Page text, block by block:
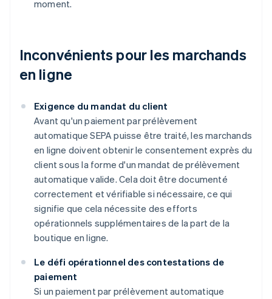
moment.
Inconvénients pour les marchands
en ligne
Exigence du mandat du client
Avant qu'un paiement par prélèvement
automatique SEPA puisse être traité, les marchands
en ligne doivent obtenir le consentement exprès du
client sous la forme d'un mandat de prélèvement
automatique valide. Cela doit être documenté
correctement et vérifiable si nécessaire, ce qui
signifie que cela nécessite des efforts
opérationnels supplémentaires de la part de la
boutique en ligne.
Le défi opérationnel des contestations de
paiement
Si un paiement par prélèvement automatique